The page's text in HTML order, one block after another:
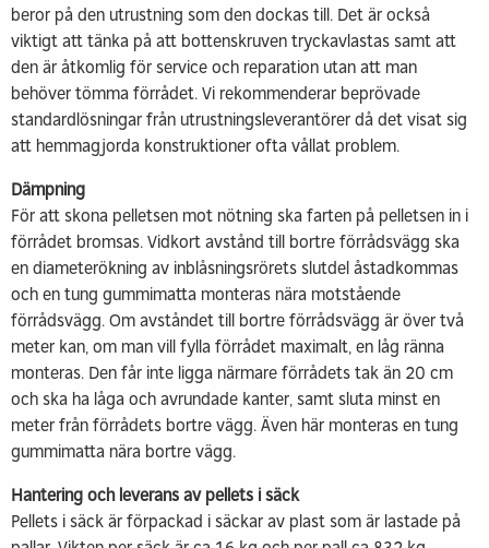
beror på den utrustning som den dockas till. Det är också
viktigt att tänka på att bottenskruven tryckavlastas samt att
den är åtkomlig för service och reparation utan att man
behöver tömma förrådet. Vi rekommenderar beprövade
standardlösningar från utrustningsleverantörer då det visat sig
att hemmagjorda konstruktioner ofta vållat problem.
Dämpning
För att skona pelletsen mot nötning ska farten på pelletsen in i
förrådet bromsas. Vidkort avstånd till bortre förrådsvägg ska
en diameterökning av inblåsningsrörets slutdel åstadkommas
och en tung gummimatta monteras nära motstående
förrådsvägg. Om avståndet till bortre förrådsvägg är över två
meter kan, om man vill fylla förrådet maximalt, en låg ränna
monteras. Den får inte ligga närmare förrådets tak än 20 cm
och ska ha låga och avrundade kanter, samt sluta minst en
meter från förrådets bortre vägg. Även här monteras en tung
gummimatta nära bortre vägg.
Hantering och leverans av pellets i säck
Pellets i säck är förpackad i säckar av plast som är lastade på